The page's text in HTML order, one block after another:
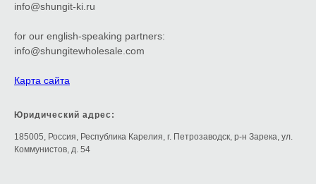
info@shungit-ki.ru
for our english-speaking partners:
info@shungitewholesale.com
Карта сайта
Юридический адрес:
185005, Россия, Республика Карелия, г. Петрозаводск, р-н Зарека, ул.
Коммунистов, д. 54